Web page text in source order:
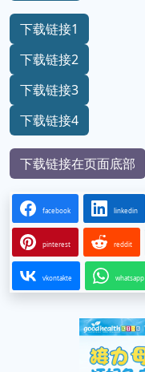
下载链接1
下载链接2
下载链接3
下载链接4
下载链接在页面底部
facebook linkedin
pinterest reddit
vkontakte whatsapp